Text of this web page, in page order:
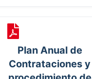
Plan Anual de
Contrataciones y